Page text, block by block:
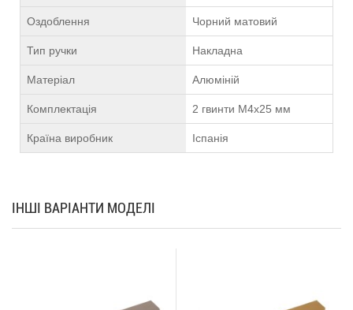
Оздоблення Чорний матовий
Тип ручки Накладна
Матеріал Алюміній
Комплектація 2 гвинти М4х25 мм
Країна виробник Іспанія
ІНШІ ВАРІАНТИ МОДЕЛІ